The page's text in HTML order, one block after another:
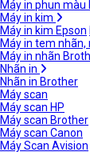
Máy in phun màu
Máy in kim
Máy in kim Epson
Máy in tem nhãn,
Máy in nhãn
Nhãn in
Nhãn in Brother
Máy scan
Máy scan HP
Máy scan Brother
Máy scan Canon
Máy Scan Avision